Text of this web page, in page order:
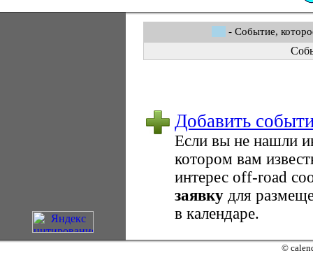
- Событие,
Добавить
Если вы не нашли
котором вам
интерес оff-road
заявку для
в календаре.
©